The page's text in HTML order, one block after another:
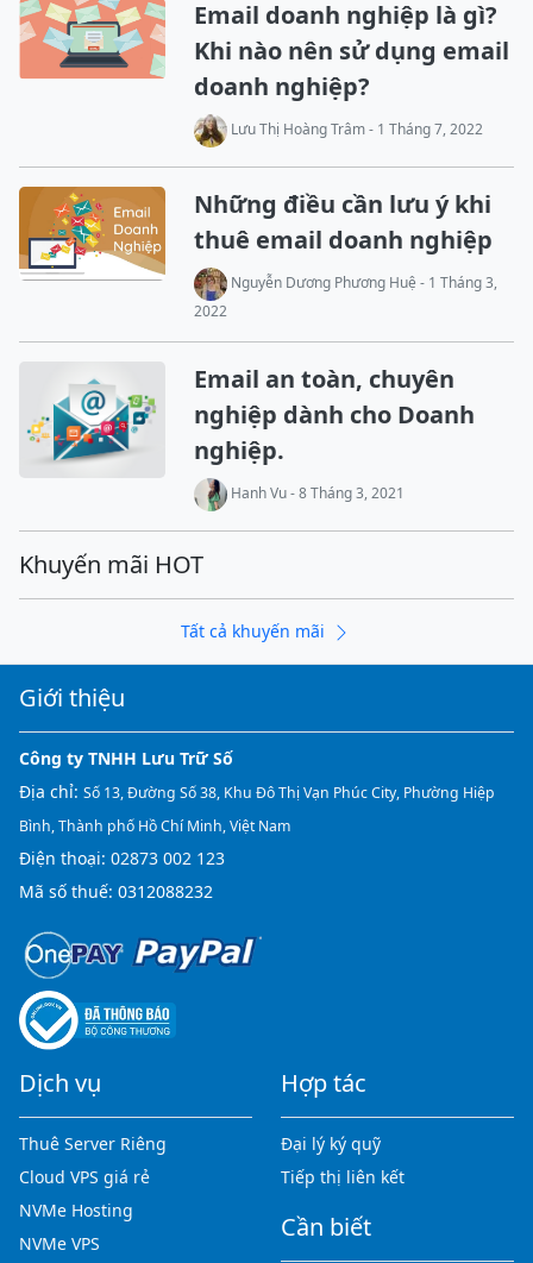
Email doanh nghiệp là gì?
Khi nào nên sử dụng email
doanh nghiệp?
Lưu Thị Hoàng Trâm - 1 Tháng 7, 2022
Những điều cần lưu ý khi
thuê email doanh nghiệp
Nguyễn Dương Phương Huệ - 1 Tháng 3,
2022
Email an toàn, chuyên
nghiệp dành cho Doanh
nghiệp.
Hanh Vu - 8 Tháng 3, 2021
Khuyến mãi HOT
Tất cả khuyến mãi
Giới thiệu
Công ty TNHH Lưu Trữ Số
Địa chỉ: Số 13, Đường Số 38, Khu Đô Thị Vạn Phúc City, Phường Hiệp
Bình, Thành phố Hồ Chí Minh, Việt Nam
Điện thoại: 02873 002 123
Mã số thuế: 0312088232
Dịch vụ
Thuê Server Riêng
Cloud VPS giá rẻ
NVMe Hosting
NVMe VPS
Hợp tác
Đại lý ký quỹ
Tiếp thị liên kết
Cần biết